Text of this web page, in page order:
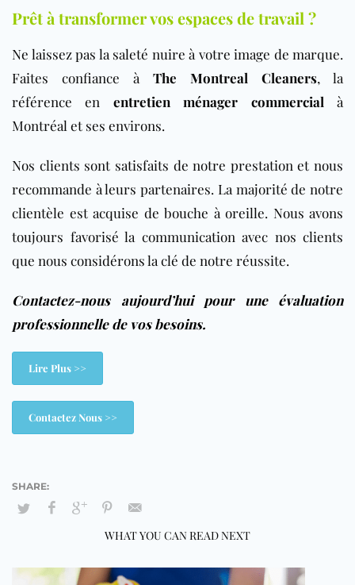
Prêt à transformer vos espaces de travail ?
Ne laissez pas la saleté nuire à votre image de marque.
Faites confiance à The Montreal Cleaners, la
référence en entretien ménager commercialà
Montréal et ses environs.
Nos clients sont satisfaits de notre prestation et nous
recommande à leurs partenaires. La majorité de notre
clientèle est acquise de bouche à oreille. Nous avons
toujours favorisé la communication avec nos clients
que nous considérons la clé de notre réussite.
Contactez-nous aujourd’hui pour une évaluation
professionnelle de vos besoins.
Lire Plus >>
Contactez Nous >>
WHAT YOU CAN READ NEXT